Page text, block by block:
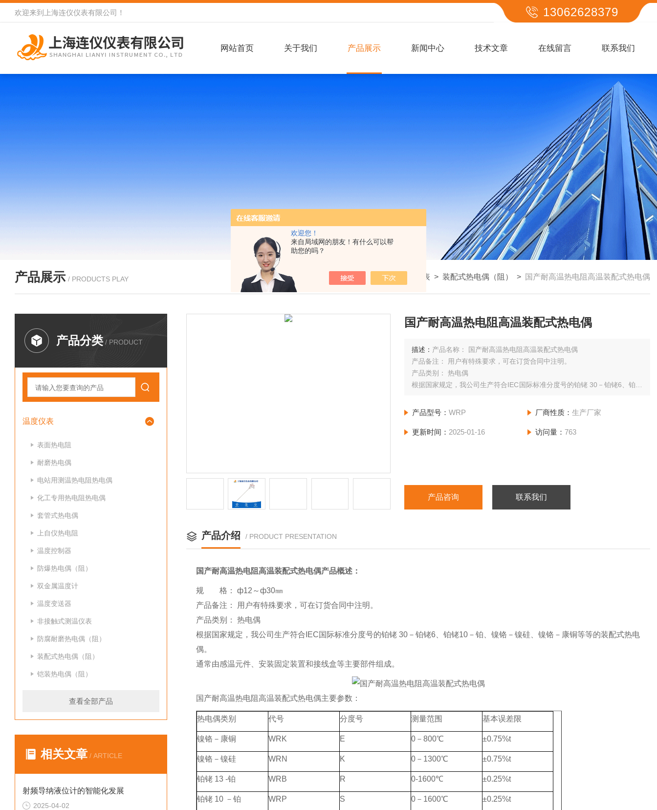
欢迎您！
来自局域网的朋友！有什么可以帮
助您的吗？
欢迎来到 上海连仪仪表有限公司 ！ 13062628379
网站首页 关于我们 产品展示 新闻中心 技术文章 在线留言 联系我们
产品展示 / PRODUCTS PLAY 我的位置： 首页> 产品展示> 温度仪表 > 装配式热电偶（阻） > 国产耐高温热电阻高温装配式热电偶
产品分类 / PRODUCT
温度仪表
表面热电阻
耐磨热电偶
电站用测温热电阻热电偶
化工专用热电阻热电偶
套管式热电偶
上自仪热电阻
温度控制器
防爆热电偶（阻）
双金属温度计
温度变送器
非接触式测温仪表
防腐耐磨热电偶（阻）
装配式热电偶（阻）
铠装热电偶（阻）
查看全部产品
相关文章 / ARTICLE
射频导纳液位计的智能化发展
2025-04-02
国产耐高温热电阻高温装配式热电偶
描述： 产品名称： 国产耐高温热电阻高温装配式热电偶
产品备注： 用户有特殊要求，可在订货合同中注明。
产品类别： 热电偶
根据国家规定，我公司生产符合IEC国际标准分度号的铂铑 30－铂铑6、铂铑
高温装配热电偶通常由感温元件、安装固定装置和接线盒等主要部件组成。
产品型号：WRP 厂商性质： 生产厂家
更新时间： 2025-01-16 访问量： 763
产品咨询 联系我们
产品介绍 / PRODUCT PRESENTATION
国产耐高温热电阻高温装配式热电偶产品概述：
规 格： ф12～ф30㎜
产品备注： 用户有特殊要求，可在订货合同中注明。
产品类别： 热电偶
根据国家规定，我公司生产符合IEC国际标准分度号的铂铑 30－铂铑6、铂铑10－铂、镍铬－镍硅、镍铬－康铜等等的装配式热电
偶。
通常由感温元件、安装固定装置和接线盒等主要部件组成。
国产耐高温热电阻高温装配式热电偶主要参数：
热电偶类别 代号 分度号 测量范围 基本误差限
镍铬－康铜 WRK E 0－800℃ ±0.75%t
镍铬－镍硅 WRN K 0－1300℃ ±0.75%t
铂铑 13 -铂 WRB R 0-1600℃ ±0.25%t
铂铑 10 －铂 WRP S 0－1600℃ ±0.25%t